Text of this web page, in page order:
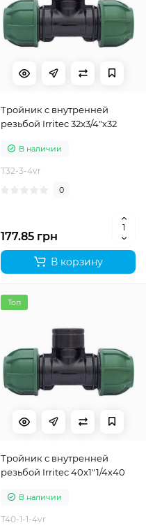
Тройник с внутренней
резьбой Irritec 32х3/4"х32
В наличии
T32-3-4vr
0
177.85 грн
В корзину
Топ
Тройник с внутренней
резьбой Irritec 40х1"1/4х40
В наличии
T40-1-1-4vr